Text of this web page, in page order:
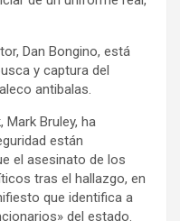
Dan Bongino, está
y captura del
antibalas.
Mark Bruley, ha
están
el asesinato de los
tras el hallazgo, en
que identifica a
del estado.